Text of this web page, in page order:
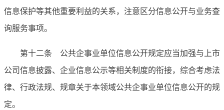
信息保护等其他重要利益的关系，注意区分信息公开与业务查
询服务事项。
第十二条 公共企事业单位信息公开规定应当加强与上市
公司信息披露、企业信息公示等相关制度的衔接，综合考虑法
律、行政法规、规章关于本领域公共企事业单位信息公开的规
定。